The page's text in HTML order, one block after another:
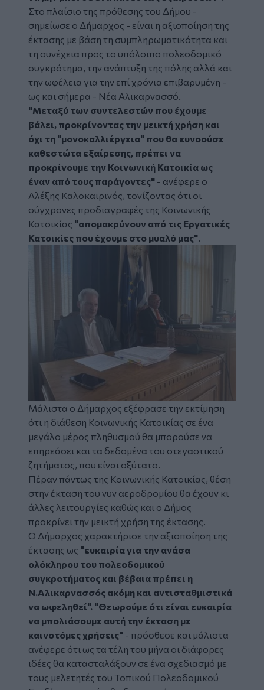
Στο πλαίσιο της πρόθεσης του Δήμου -
σημείωσε ο Δήμαρχος - είναι η αξιοποίηση της
έκτασης με βάση τη συμπληρωματικότητα και
τη συνέχεια προς το υπόλοιπο πολεοδομικό
συγκρότημα, την ανάπτυξη της πόλης αλλά και
την ωφέλεια για την επί χρόνια επιβαρυμένη -
ως και σήμερα - Νέα Αλικαρνασσό.
"Μεταξύ των συντελεστών που έχουμε
βάλει, προκρίνοντας την μεικτή χρήση και
όχι τη "μονοκαλλιέργεια" που θα ευνοούσε
καθεστώτα εξαίρεσης, πρέπει να
προκρίνουμε την Κοινωνική Κατοικία ως
έναν από τους παράγοντες" - ανέφερε ο
Αλέξης Καλοκαιρινός, τονίζοντας ότι οι
σύγχρονες προδιαγραφές της Κοινωνικής
Κατοικίας "απομακρύνουν από τις Εργατικές
Κατοικίες που έχουμε στο μυαλό μας".
Μάλιστα ο Δήμαρχος εξέφρασε την εκτίμηση
ότι η διάθεση Κοινωνικής Κατοικίας σε ένα
μεγάλο μέρος πληθυσμού θα μπορούσε να
επηρεάσει και τα δεδομένα του στεγαστικού
ζητήματος, που είναι οξύτατο.
Πέραν πάντως της Κοινωνικής Κατοικίας, θέση
στην έκταση του νυν αεροδρομίου θα έχουν κι
άλλες λειτουργίες καθώς και ο Δήμος
προκρίνει την μεικτή χρήση της έκτασης.
Ο Δήμαρχος χαρακτήρισε την αξιοποίηση της
έκτασης ως "ευκαιρία για την ανάσα
ολόκληρου του πολεοδομικού
συγκροτήματος και βέβαια πρέπει η
Ν.Αλικαρνασσός ακόμη και αντισταθμιστικά
να ωφεληθεί". "Θεωρούμε ότι είναι ευκαιρία
να μπολιάσουμε αυτή την έκταση με
καινοτόμες χρήσεις" - πρόσθεσε και μάλιστα
ανέφερε ότι ως τα τέλη του μήνα οι διάφορες
ιδέες θα κατασταλάξουν σε ένα σχεδιασμό με
τους μελετητές του Τοπικού Πολεοδομικού